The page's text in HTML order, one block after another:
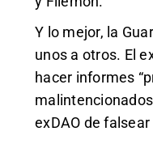
Y lo mejor, la
unos a otros. El
hacer informes
exDAO de